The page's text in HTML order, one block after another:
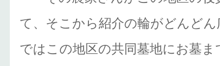
て、そこから紹介の輪がどんど
ではこの地区の共同墓地にお墓